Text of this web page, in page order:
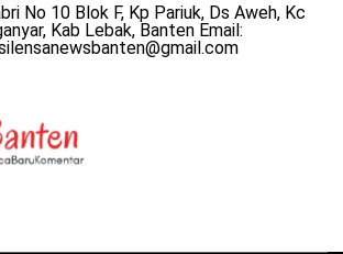
No 10 Blok F, Kp Pariuk, Ds Aweh, Kc
Kab Lebak, Banten Email: